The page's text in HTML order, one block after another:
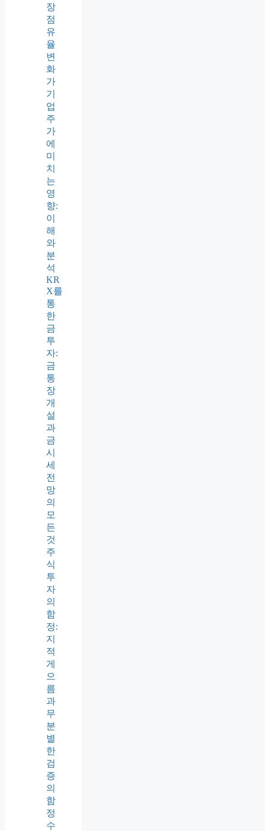
장
점
유
율
변
화
가
기
업
주
가
에
미
치
는
영
향:
이
해
와
분
석
KR
X를
통
한
금
투
자:
금
통
장
개
설
과
금
시
세
전
망
의
모
든
것
주
식
투
자
의
함
정:
지
적
게
으
름
과
무
분
별
한
검
증
의
함
정
수